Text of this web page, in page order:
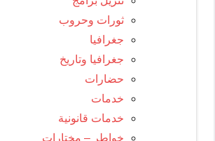
ثورات وحروب
جغرافيا
جغرافيا وتاريخ
حضارات
خدمات
خدمات قانونية
خواطر – مختارات